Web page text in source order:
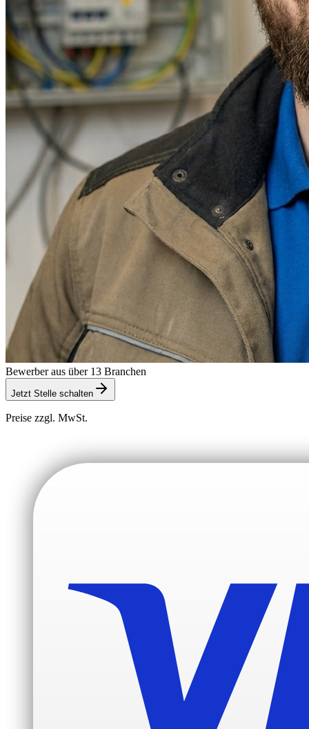
Bewerber aus über 13 Branchen
Jetzt Stelle schalten
Preise zzgl. MwSt.